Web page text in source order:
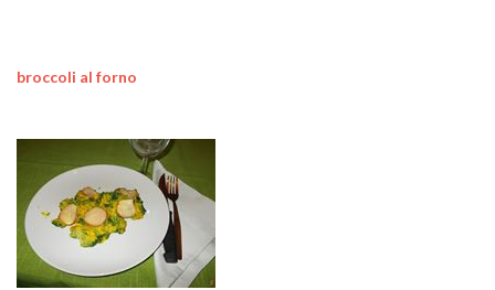
broccoli al forno